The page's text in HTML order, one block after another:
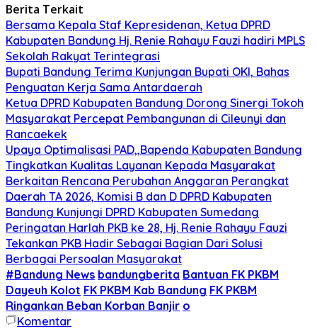
Berita Terkait
Bersama Kepala Staf Kepresidenan, Ketua DPRD
Kabupaten Bandung Hj. Renie Rahayu Fauzi hadiri MPLS
Sekolah Rakyat Terintegrasi
Bupati Bandung Terima Kunjungan Bupati OKI, Bahas
Penguatan Kerja Sama Antardaerah
Ketua DPRD Kabupaten Bandung Dorong Sinergi Tokoh
Masyarakat Percepat Pembangunan di Cileunyi dan
Rancaekek
Upaya Optimalisasi PAD,,Bapenda Kabupaten Bandung
Tingkatkan Kualitas Layanan Kepada Masyarakat
Berkaitan Rencana Perubahan Anggaran Perangkat
Daerah TA 2026, Komisi B dan D DPRD Kabupaten
Bandung Kunjungi DPRD Kabupaten Sumedang
Peringatan Harlah PKB ke 28, Hj. Renie Rahayu Fauzi
Tekankan PKB Hadir Sebagai Bagian Dari Solusi
Berbagai Persoalan Masyarakat
#Bandung News bandungberita Bantuan FK PKBM
Dayeuh Kolot FK PKBM Kab Bandung FK PKBM
Ringankan Beban Korban Banjir o
Komentar